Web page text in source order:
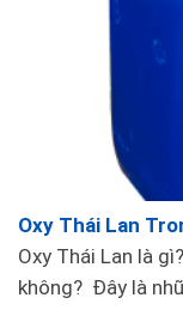
độ pH, chất
trong bể bơi.
Oxy Thái Lan
Oxy Thái Lan là
không? Đây là